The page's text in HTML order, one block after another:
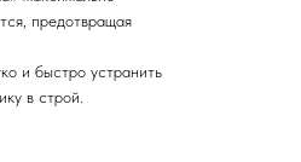
предотвращая
и быстро устранить
в строй.